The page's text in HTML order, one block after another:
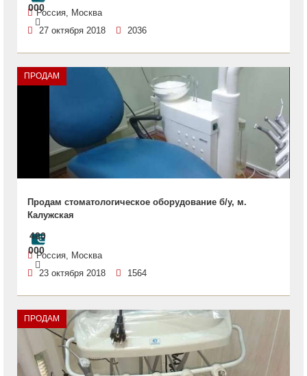
000Россия, Москва
27 октября 2018
2036
ПРОДАМ
Продам стоматологическое оборудование б/у, м.
Калужская
400
000Россия, Москва
23 октября 2018
1564
ПРОДАМ